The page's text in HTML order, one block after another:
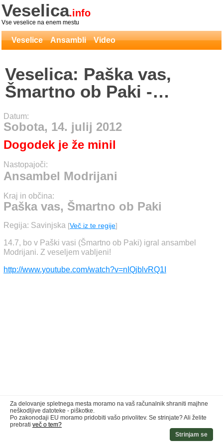
Veselica.info
Vse veselice na enem mestu
Veselice Ansambli Video
Veselica: Paška vas,
Šmartno ob Paki -
Ansambel Modrijani
Datum:
Sobota, 14. julij 2012
Dogodek je že minil
Nastopajoči:
Ansambel Modrijani
Kraj in občina:
Paška vas, Šmartno ob Paki
Regija: Savinjska [Več iz te regije]
14.7, bo v Paški vasi (Šmartno ob Paki) igral ansambel
Modrijani. Z veseljem vabljeni!
http://www.youtube.com/watch?v=nIQjblvRQ1I
Za delovanje spletnega mesta moramo na vaš računalnik shraniti majhne
neškodljive datoteke - piškotke.
Po zakonodaji EU moramo pridobiti vašo privolitev. Se strinjate? Ali želite
prebrati več o tem?
Strinjam se